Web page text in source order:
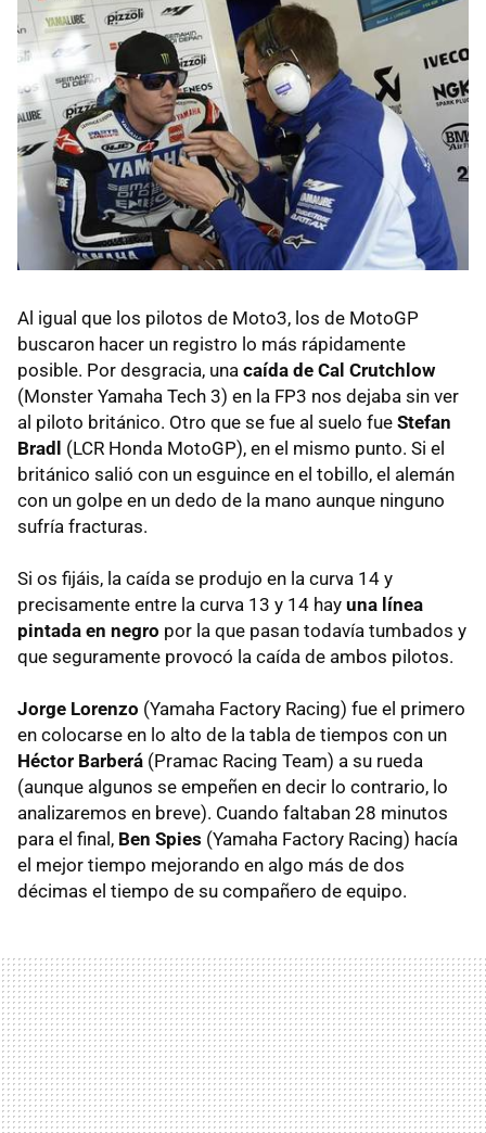
Al igual que los pilotos de Moto3, los de MotoGP
buscaron hacer un registro lo más rápidamente
posible. Por desgracia, una caída de Cal Crutchlow
(Monster Yamaha Tech 3) en la FP3 nos dejaba sin ver
al piloto británico. Otro que se fue al suelo fue Stefan
Bradl
(LCR Honda MotoGP), en el mismo punto. Si el
británico salió con un esguince en el tobillo, el alemán
con un golpe en un dedo de la mano aunque ninguno
sufría fracturas.
Si os fijáis, la caída se produjo en la curva 14 y
precisamente entre la curva 13 y 14 hay una línea
pintada en negro por la que pasan todavía tumbados y
que seguramente provocó la caída de ambos pilotos.
Jorge Lorenzo (Yamaha Factory Racing) fue el primero
en colocarse en lo alto de la tabla de tiempos con un
Héctor Barberá (Pramac Racing Team) a su rueda
(aunque algunos se empeñen en decir lo contrario, lo
analizaremos en breve). Cuando faltaban 28 minutos
para el final, Ben Spies (Yamaha Factory Racing) hacía
el mejor tiempo mejorando en algo más de dos
décimas el tiempo de su compañero de equipo.